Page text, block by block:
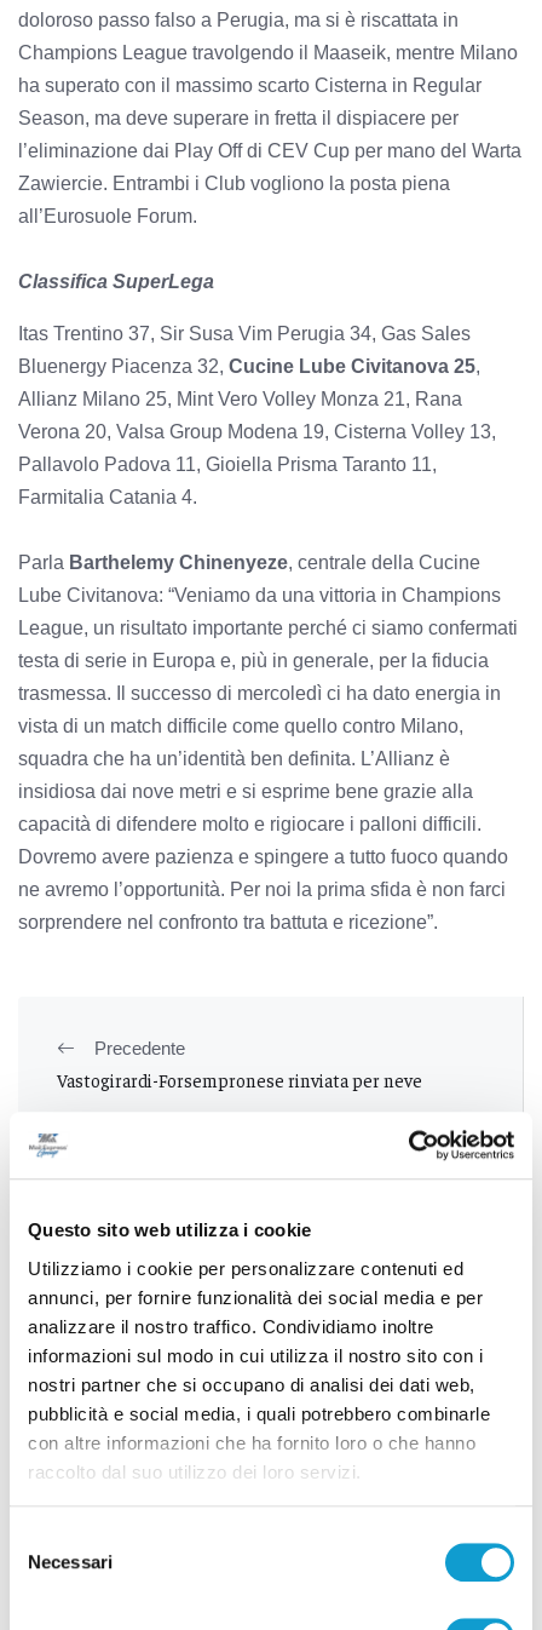
Questo sito web utilizza i cookie
Utilizziamo i cookie per personalizzare contenuti ed
annunci, per fornire funzionalità dei social media e per
analizzare il nostro traffico. Condividiamo inoltre
informazioni sul modo in cui utilizza il nostro sito con i
nostri partner che si occupano di analisi dei dati web,
pubblicità e social media, i quali potrebbero combinarle
con altre informazioni che ha fornito loro o che hanno
raccolto dal suo utilizzo dei loro servizi.
delNecessari
doloroso passo falso a Perugia, ma si è riscattata in
Champions League travolgendo il Maaseik, mentre Milano
ha superato con il massimo scarto Cisterna in Regular
Season, ma deve superare in fretta il dispiacere per
l’eliminazione dai Play Off di CEV Cup per mano del Warta
Zawiercie. Entrambi i Club vogliono la posta piena
all’Eurosuole Forum.
Classifica SuperLega
Itas Trentino 37, Sir Susa Vim Perugia 34, Gas Sales
Bluenergy Piacenza 32, Cucine Lube Civitanova 25,
Allianz Milano 25, Mint Vero Volley Monza 21, Rana
Verona 20, Valsa Group Modena 19, Cisterna Volley 13,
Pallavolo Padova 11, Gioiella Prisma Taranto 11,
Farmitalia Catania 4.
Parla Barthelemy Chinenyeze, centrale della Cucine
Lube Civitanova: “Veniamo da una vittoria in Champions
League, un risultato importante perché ci siamo confermati
testa di serie in Europa e, più in generale, per la fiducia
trasmessa. Il successo di mercoledì ci ha dato energia in
vista di un match difficile come quello contro Milano,
squadra che ha un’identità ben definita. L’Allianz è
insidiosa dai nove metri e si esprime bene grazie alla
capacità di difendere molto e rigiocare i palloni difficili.
Dovremo avere pazienza e spingere a tutto fuoco quando
ne avremo l’opportunità. Per noi la prima sfida è non farci
sorprendere nel confronto tra battuta e ricezione”.
Precedente
Vastogirardi-Forsempronese rinviata per neve
Successivo
Tutti gli articoli
Correlati